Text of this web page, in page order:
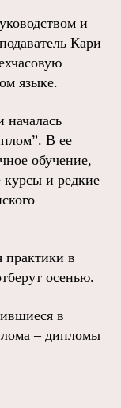
и
Кари
языке.
В ее
обучение,
и редкие
практики в
осенью.
в
– дипломы